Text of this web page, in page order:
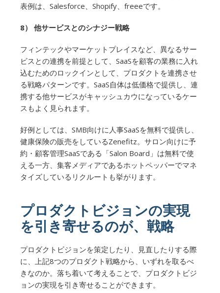
表例は、Salesforce、Shopify、freeeです。
8） 他サービスとのシナジー戦略
フィンテックやマーケットプレイスなど、異なるサー
ビスとの連携を前提として、SaaSを顧客の業務に入れ
込むためのロックインとして、プロダクトを連携させ
る戦略パターンです。SaaS自体は低価格で提供し、連
携する他サービスがキャッシュカウになっているケー
スもよく見られます。
好例としては、SMB向けに人事SaaSを無料で提供し、
健康保険の販売をしているZenefitz。サロン向けに予
約・顧客管理SaaSである「Salon Board」は無料で使
える一方、集客メディアであるホットペッパーでマネ
タイズしているリクルートも挙がります。
プロダクトビジョンの実現
を引き寄せるのが、戦略
プロダクトビジョンを策定したり、見直したりする際
に、上記8つのプロダクト戦略から、いずれを取るべ
きなのか。落ち着いて考えることで、プロダクトビジ
ョンの実現を引き寄せることができます。